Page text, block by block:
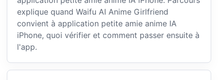
explique quand Waifu AI Anime Girlfriend
convient à application petite amie anime IA
iPhone, quoi vérifier et comment passer ensuite à
l'app.